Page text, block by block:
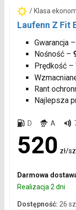
/ Klasa
Laufenn Z Fit
Gwarancja
Nośność –
Prędkość –
Rant
Najlepsza
D A
520 zł/
Darmowa
Realizacja 2 dni
Dostępność: 26